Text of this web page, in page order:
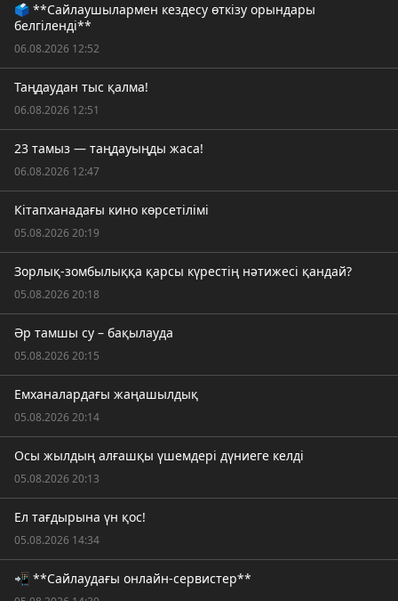
🗳️ **Сайлаушылармен кездесу өткізу орындары
белгіленді**
06.08.2026 12:52
Таңдаудан тыс қалма!
06.08.2026 12:51
23 тамыз — таңдауыңды жаса!
06.08.2026 12:47
Кітапханадағы кино көрсетілімі
05.08.2026 20:19
Зорлық-зомбылыққа қарсы күрестің нәтижесі қандай?
05.08.2026 20:18
Әр тамшы су – бақылауда
05.08.2026 20:15
Емханалардағы жаңашылдық
05.08.2026 20:14
Осы жылдың алғашқы үшемдері дүниеге келді
05.08.2026 20:13
Ел тағдырына үн қос!
05.08.2026 14:34
📲 **Сайлаудағы онлайн-сервистер**